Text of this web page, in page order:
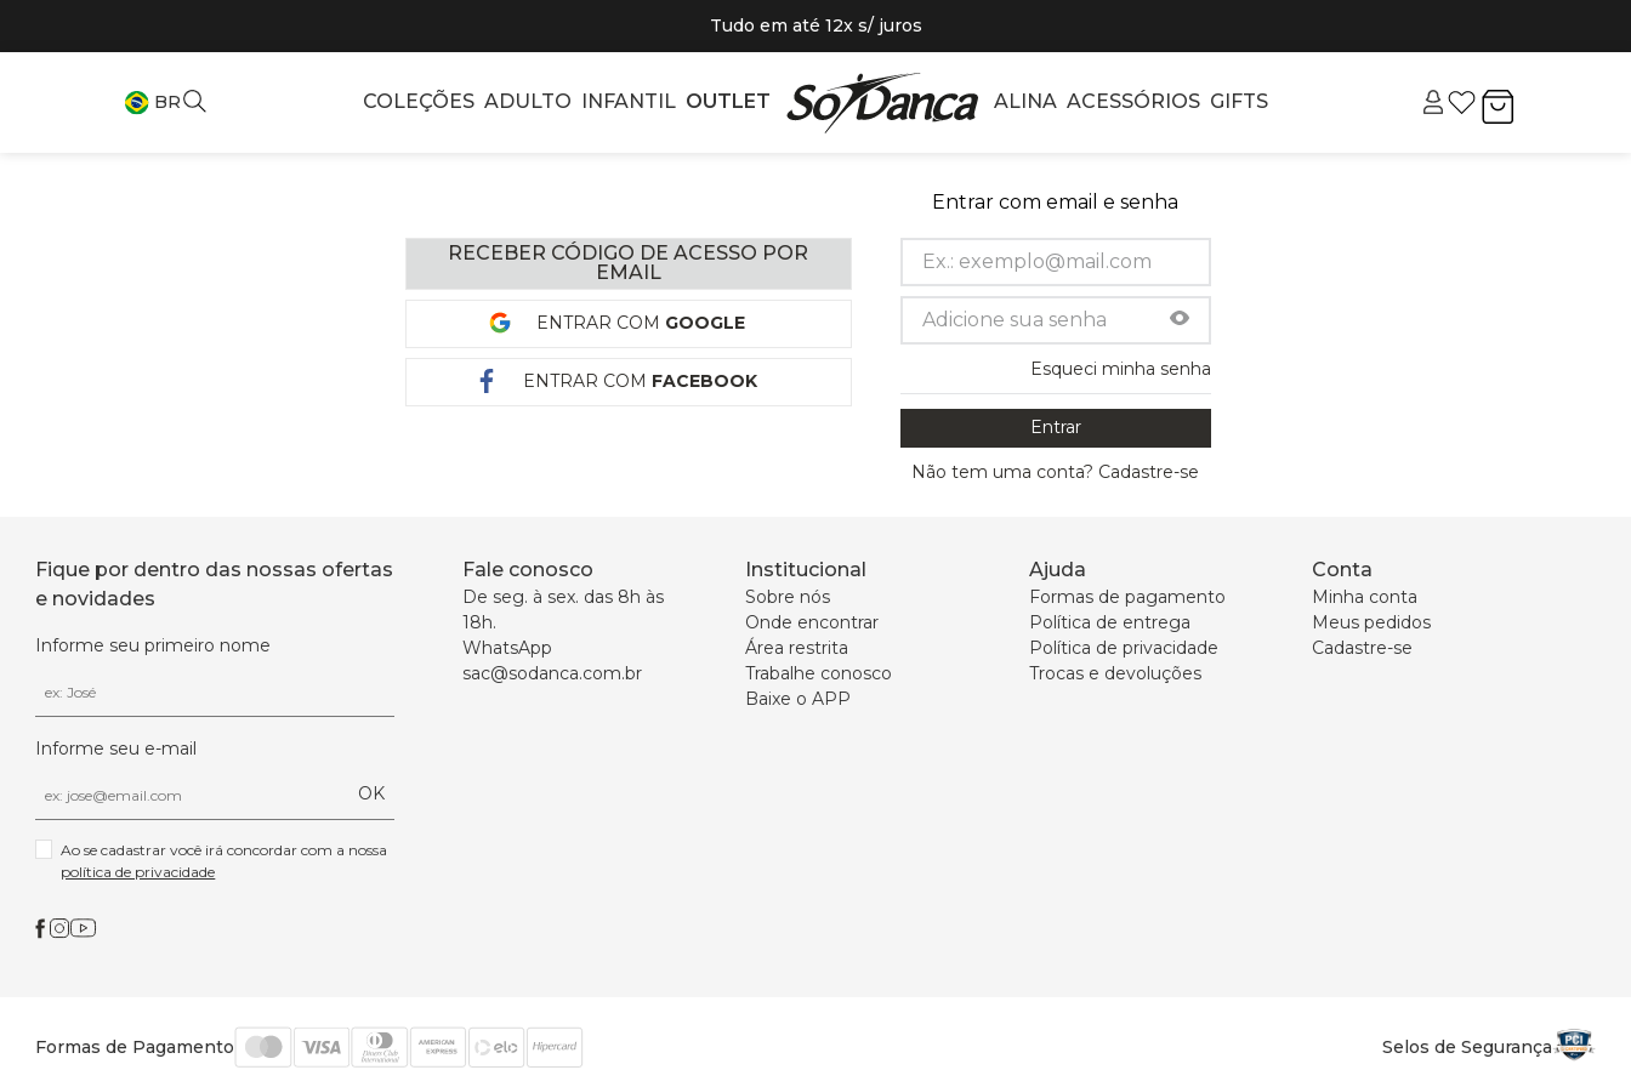
Tudo em até 12x s/ juros
BR COLEÇÕES ADULTO INFANTIL OUTLET ALINA ACESSÓRIOS GIFTS
RECEBER CÓDIGO DE ACESSO POR
EMAIL
ENTRAR COM GOOGLE
ENTRAR COM FACEBOOK
Entrar com email e senha
Esqueci minha senha
Entrar
Não tem uma conta? Cadastre-se
Fique por dentro das nossas ofertas
e novidades
Informe seu primeiro nome
Informe seu e-mail
OK
política de privacidade
Fale conosco
De seg. à sex. das 8h às
18h.
WhatsApp
sac@sodanca.com.br
Institucional
Sobre nós
Onde encontrar
Área restrita
Trabalhe conosco
Baixe o APP
Ajuda
Formas de pagamento
Política de entrega
Política de privacidade
Trocas e devoluções
Conta
Minha conta
Meus pedidos
Cadastre-se
Formas de Pagamento Selos de Segurança